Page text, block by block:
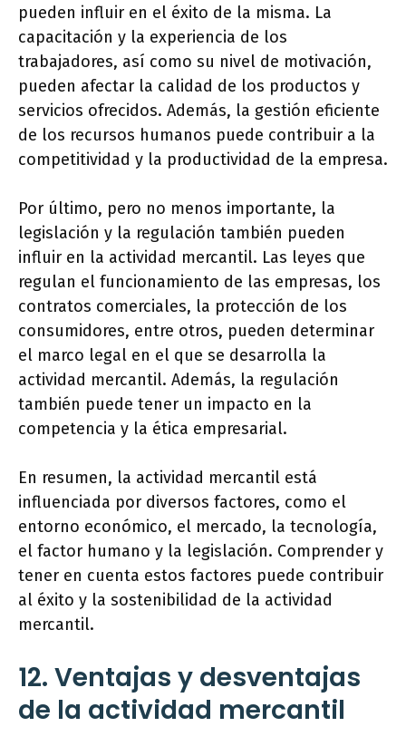
pueden influir en el éxito de la misma. La
capacitación y la experiencia de los
trabajadores, así como su nivel de motivación,
pueden afectar la calidad de los productos y
servicios ofrecidos. Además, la gestión eficiente
de los recursos humanos puede contribuir a la
competitividad y la productividad de la empresa.
Por último, pero no menos importante, la
legislación y la regulación también pueden
influir en la actividad mercantil. Las leyes que
regulan el funcionamiento de las empresas, los
contratos comerciales, la protección de los
consumidores, entre otros, pueden determinar
el marco legal en el que se desarrolla la
actividad mercantil. Además, la regulación
también puede tener un impacto en la
competencia y la ética empresarial.
En resumen, la actividad mercantil está
influenciada por diversos factores, como el
entorno económico, el mercado, la tecnología,
el factor humano y la legislación. Comprender y
tener en cuenta estos factores puede contribuir
al éxito y la sostenibilidad de la actividad
mercantil.
12. Ventajas y desventajas
de la actividad mercantil